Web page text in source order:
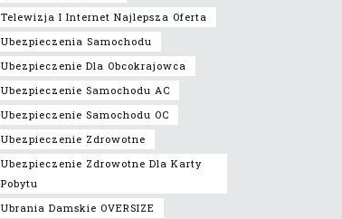
Telewizja I Internet Najlepsza Oferta
Ubezpieczenia Samochodu
Ubezpieczenie Dla Obcokrajowca
Ubezpieczenie Samochodu AC
Ubezpieczenie Samochodu OC
Ubezpieczenie Zdrowotne
Ubezpieczenie Zdrowotne Dla Karty
Pobytu
Ubrania Damskie OVERSIZE